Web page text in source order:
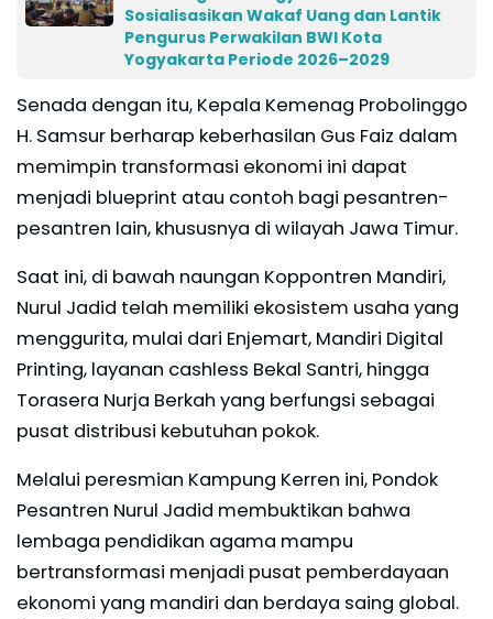
Sosialisasikan Wakaf Uang dan Lantik
Pengurus Perwakilan BWI Kota
Yogyakarta Periode 2026–2029
Senada dengan itu, Kepala Kemenag Probolinggo
H. Samsur berharap keberhasilan Gus Faiz dalam
memimpin transformasi ekonomi ini dapat
menjadi blueprint atau contoh bagi pesantren-
pesantren lain, khususnya di wilayah Jawa Timur.
Saat ini, di bawah naungan Koppontren Mandiri,
Nurul Jadid telah memiliki ekosistem usaha yang
menggurita, mulai dari Enjemart, Mandiri Digital
Printing, layanan cashless Bekal Santri, hingga
Torasera Nurja Berkah yang berfungsi sebagai
pusat distribusi kebutuhan pokok.
Melalui peresmian Kampung Kerren ini, Pondok
Pesantren Nurul Jadid membuktikan bahwa
lembaga pendidikan agama mampu
bertransformasi menjadi pusat pemberdayaan
ekonomi yang mandiri dan berdaya saing global.